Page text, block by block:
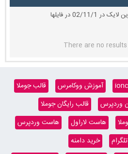
1 در فایلها
There are no
آموزش ووکامرس
قالب جوملا
وردپرس
قالب رایگان جوملا
هاست لاراول
هاست وردپرس
خرید دامنه